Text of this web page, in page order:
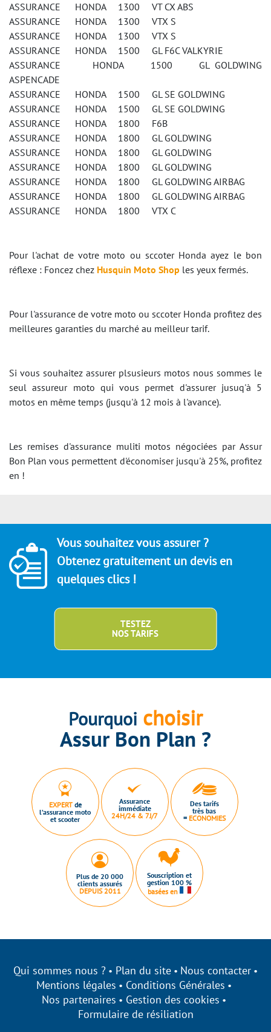
ASSURANCE HONDA 1300 VT CX ABS
ASSURANCE HONDA 1300 VTX S
ASSURANCE HONDA 1300 VTX S
ASSURANCE HONDA 1500 GL F6C VALKYRIE
ASSURANCE HONDA 1500 GL GOLDWING
ASPENCADE
ASSURANCE HONDA 1500 GL SE GOLDWING
ASSURANCE HONDA 1500 GL SE GOLDWING
ASSURANCE HONDA 1800 F6B
ASSURANCE HONDA 1800 GL GOLDWING
ASSURANCE HONDA 1800 GL GOLDWING
ASSURANCE HONDA 1800 GL GOLDWING
ASSURANCE HONDA 1800 GL GOLDWING AIRBAG
ASSURANCE HONDA 1800 GL GOLDWING AIRBAG
ASSURANCE HONDA 1800 VTX C
Pour l'achat de votre moto ou sccoter Honda ayez le bon
réflexe : Foncez chez Husquin Moto Shop les yeux fermés.
Pour l'assurance de votre moto ou sccoter Honda profitez des
meilleures garanties du marché au meilleur tarif.
Si vous souhaitez assurer plsusieurs motos nous sommes le
seul assureur moto qui vous permet d'assurer jusuq'à 5
motos en même temps (jusqu'à 12 mois à l'avance).
Les remises d'assurance muliti motos négociées par Assur
Bon Plan vous permettent d'économiser jusqu'à 25%, profitez
en !
Vous souhaitez vous assurer ?
Obtenez gratuitement un devis en
quelques clics !
TESTEZ
NOS TARIFS
Pourquoi choisir
Assur Bon Plan ?
EXPERTde
l’assurance moto
et scooter
Assurance
immédiate
24H/24 & 7J/7
Des tarifs
très bas
= ECONOMIES
Plus de 20 000
clients assurés
DEPUIS 2011
Souscription et
gestion 100 %
basées en
Qui sommes nous ? Plan du site
Nous contacter
Mentions légales
Conditions Générales
Nos partenaires
Gestion des cookies
Formulaire de résiliation